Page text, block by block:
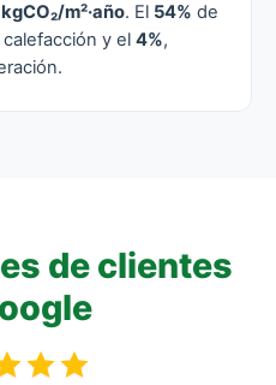
m²·año. El 54% de
y el 4%,
de clientes